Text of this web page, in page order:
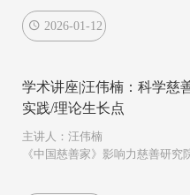
2026-01-12
学术讲座|汪伟楠：科学
实践/理论生长点
主讲人：汪伟楠
《中国慈善家》影响力慈善研究